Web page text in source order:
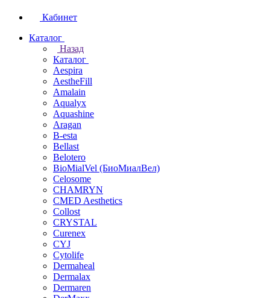
Кабинет
Каталог
Назад
Каталог
Aespira
AestheFill
Amalain
Aqualyx
Aquashine
Aragan
B-esta
Bellast
Belotero
BioMialVel (БиоМиалВел)
Celosome
CHAMRYN
CMED Aesthetics
Collost
CRYSTAL
Curenex
CYJ
Cytolife
Dermaheal
Dermalax
Dermaren